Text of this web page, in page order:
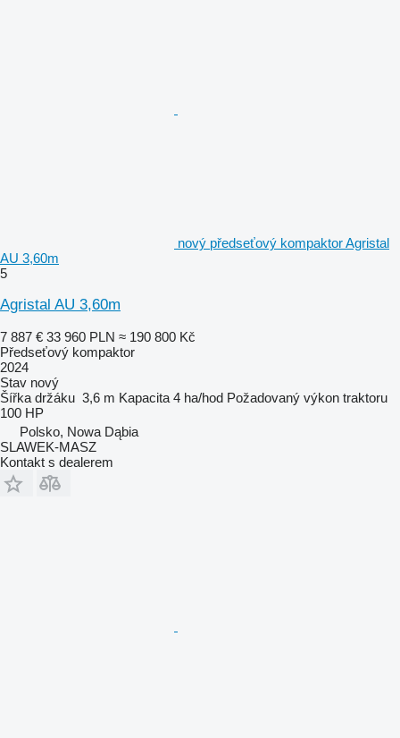
nový předseťový kompaktor Agristal
AU 3,60m
5
Agristal AU 3,60m
7 887 € 33 960 PLN ≈ 190 800 Kč
Předseťový kompaktor
2024
Stav nový
Šířka držáku 3,6 m Kapacita 4 ha/hod Požadovaný výkon traktoru
100 HP
Polsko, Nowa Dąbia
SLAWEK-MASZ
Kontakt s dealerem